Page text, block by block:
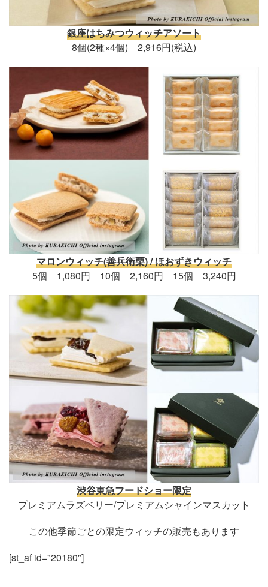
銀座はちみつウィッチアソート
8個(2種×4個) 2,916円(税込)
マロンウィッチ(善兵衛栗) / ほおずきウィッチ
5個 1,080円 10個 2,160円 15個 3,240円
渋谷東急フードショー限定
プレミアムラズベリー/プレミアムシャインマスカット
この他季節ごとの限定ウィッチの販売もあります
[st_af id="20180"]